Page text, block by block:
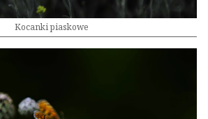
Kocanki piaskowe